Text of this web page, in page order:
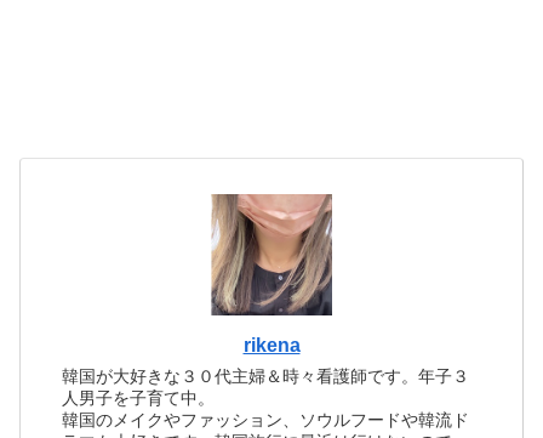
rikena
韓国が大好きな３０代主婦＆時々看護師です。年子３
人男子を子育て中。
韓国のメイクやファッション、ソウルフードや韓流ド